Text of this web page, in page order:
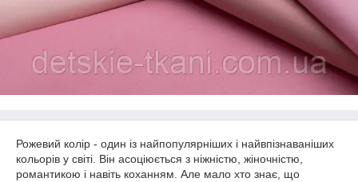
Рожевий колір - один із найпопулярніших і найвпізнаваніших
кольорів у світі. Він асоціюється з ніжністю, жіночністю,
романтикою і навіть коханням. Але мало хто знає, що